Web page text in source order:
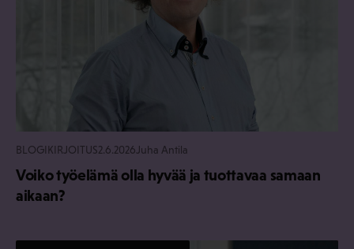
BLOGIKIRJOITUS2.6.2026 Juha Antila
Voiko työelämä olla hyvää ja tuottavaa samaan
aikaan?